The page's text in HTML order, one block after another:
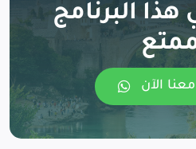
البرنامج
الآن